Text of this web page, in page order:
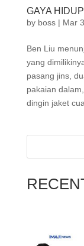
GAYA
by boss| Mar
Ben Liu
yang
pasang jins,
pakaian
dingin jaket